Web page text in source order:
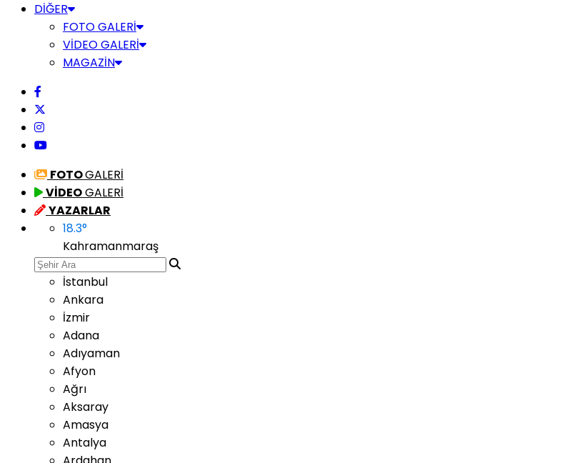
DİĞER
FOTO GALERİ
VİDEO GALERİ
MAGAZİN
FOTOGALERİ
VİDEOGALERİ
YAZARLAR
18.3°
Kahramanmaraş
İstanbul
Ankara
İzmir
Adana
Adıyaman
Afyon
Ağrı
Aksaray
Amasya
Antalya